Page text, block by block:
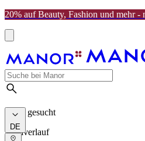
20% auf Beauty, Fashion und mehr -
Meist gesucht
Suchverlauf
DE